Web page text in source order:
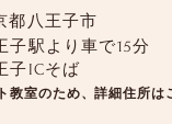
都八王子市
より車で15分
そば
室のため、詳細住所は